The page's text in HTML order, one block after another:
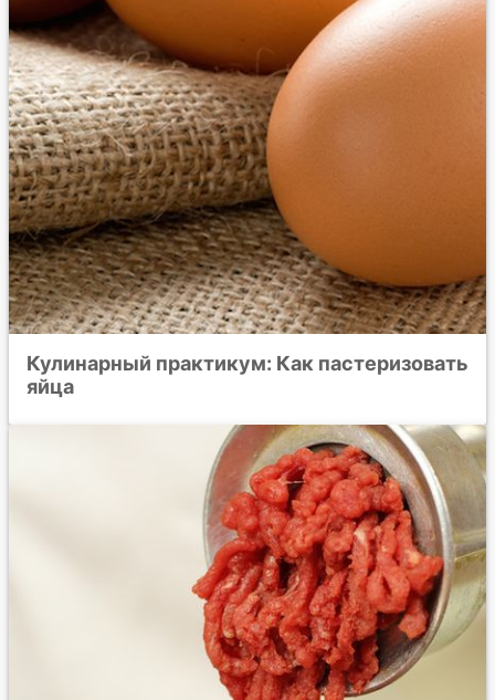
Кулинарный практикум: Как пастеризовать
яйца